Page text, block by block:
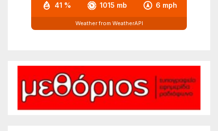
41 % 1015 mb 6 mph
Weather from WeatherAPI